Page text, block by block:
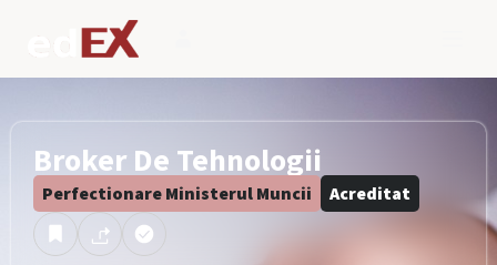
Broker De Tehnologii
Perfectionare Ministerul Muncii Acreditat